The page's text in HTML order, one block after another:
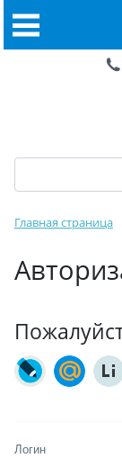
Главная страница
Логин